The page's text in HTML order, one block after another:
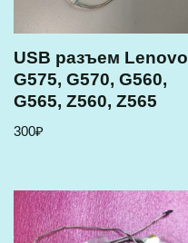
USB разъем Lenovo
G575, G570, G560,
G565, Z560, Z565
300₽